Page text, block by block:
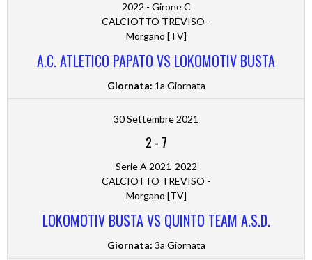
2022 - Girone C
CALCIOTTO TREVISO -
Morgano [TV]
A.C. ATLETICO PAPATO VS LOKOMOTIV BUSTA
Giornata: 1a Giornata
30 Settembre 2021
2 - 7
Serie A 2021-2022
CALCIOTTO TREVISO -
Morgano [TV]
LOKOMOTIV BUSTA VS QUINTO TEAM A.S.D.
Giornata: 3a Giornata